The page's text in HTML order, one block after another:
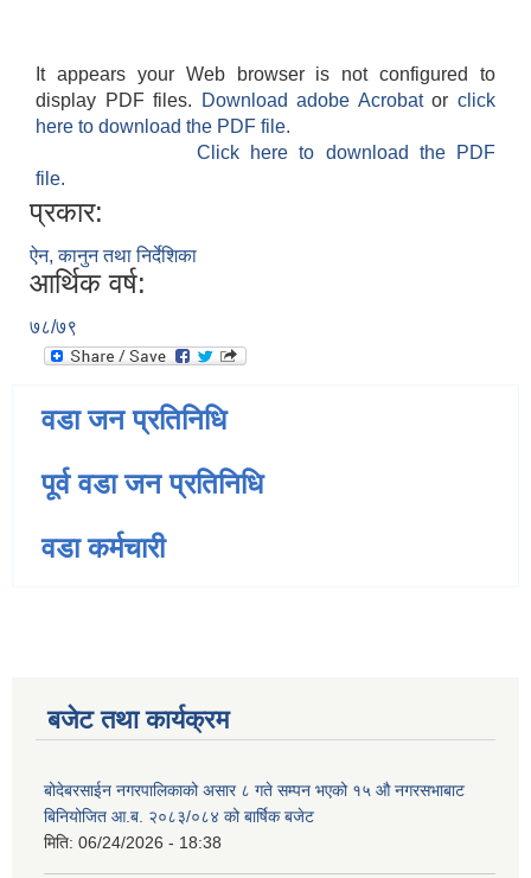
It appears your Web browser is not configured to
display PDF files.
Download adobe Acrobatorclick
here to download the PDF file.
Click here to download the PDF
file.
प्रकार:
ऐन, कानुन तथा निर्देशिका
आर्थिक वर्ष:
७८/७९
वडा जन प्रतिनिधि
पूर्व वडा जन प्रतिनिधि
वडा कर्मचारी
बजेट तथा कार्यक्रम
बोदेबरसाईन नगरपालिकाको असार ८ गते सम्पन भएको १५ ‍‍‍औ नगरसभाबाट
बिनियोजित आ.ब. २०८३/०८४ को बार्षिक बजेट
मिति: 06/24/2026 - 18:38